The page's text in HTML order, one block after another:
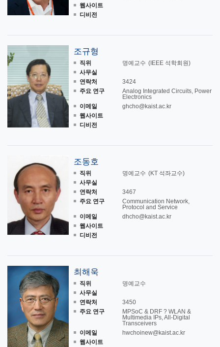
웹사이트
디비전
조규형
직위 명예교수 (IEEE 석학회원)
사무실
연락처
3424
주요 연구
Analog Integrated Circuits, Power
Electronics
이메일
ghcho@kaist.ac.kr
웹사이트
디비전
조동호
직위 명예교수 (KT 석좌교수)
사무실
연락처
3467
주요 연구
Communication Network,
Protocol and Service
이메일
dhcho@kaist.ac.kr
웹사이트
디비전
최해욱
직위
명예교수
사무실
연락처
3450
주요 연구
MPSoC & DRF ? WLAN &
Multimedia IPs, All-Digital
Transceivers
이메일
hwchoinew@kaist.ac.kr
웹사이트